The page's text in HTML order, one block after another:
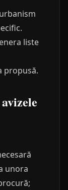
liste
propusă.
unora